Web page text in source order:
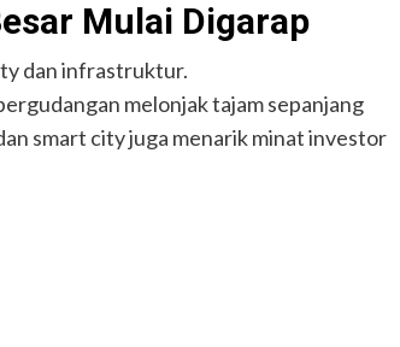
Mulai Digarap
dan infrastruktur.
melonjak tajam sepanjang
smart city juga menarik minat investor